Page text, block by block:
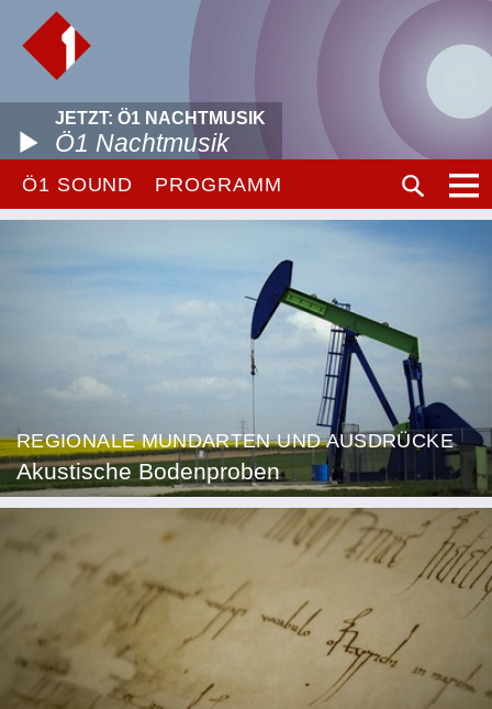
JETZT: Ö1 NACHTMUSIK
Ö1 Nachtmusik
Ö1 SOUND PROGRAMM
REGIONALE MUNDARTEN UND AUSDRÜCKE
Akustische Bodenproben